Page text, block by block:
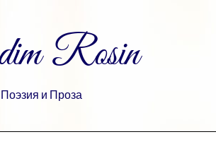
Rosin
Поэзия и Проза